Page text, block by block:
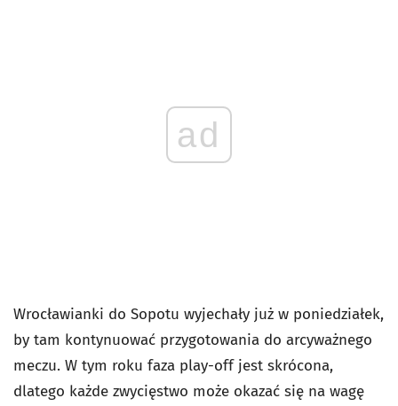
ad
Wrocławianki do Sopotu wyjechały już w poniedziałek,
by tam kontynuować przygotowania do arcyważnego
meczu. W tym roku faza play-off jest skrócona,
dlatego każde zwycięstwo może okazać się na wagę